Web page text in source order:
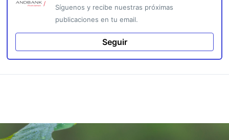
Síguenos y recibe nuestras próximas
publicaciones en tu email.
Seguir